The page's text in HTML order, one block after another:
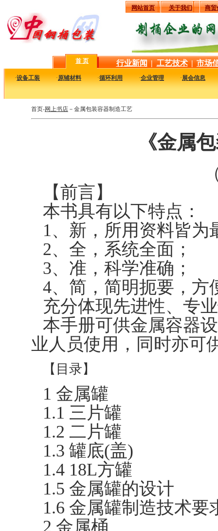
网站首页 关于我们 商贸
首 页 行业新闻 | 工艺技术 | 市场
·设备工装 ·原辅材料 ·循环利用 ·企业管理 ·展会信息
首页-网上书店 －金属包装容器制造工艺
《金属
【前言】
本书具有以下特点：
1、新，所用资料皆为
2、全，系统全面；
3、准，科学准确；
4、简，简明扼要，方
充分体现先进性、专
本手册可供金属容器
业人员使用，同时亦可
【目录】
1 金属罐
1.1 三片罐
1.2 二片罐
1.3 罐底(盖)
1.4 18L方罐
1.5 金属罐的设计
1.6 金属罐制造技术要
2 金属桶